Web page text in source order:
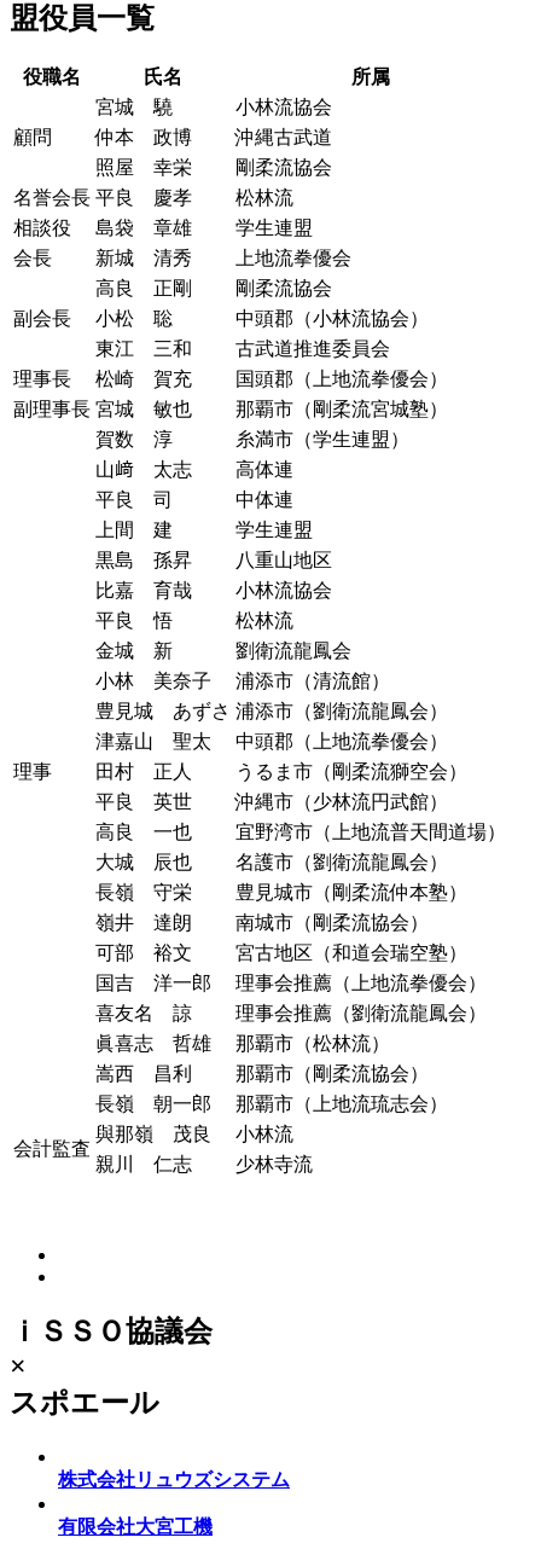
盟役員一覧
役職名 氏名 所属
顧問
宮城 驍
小林流協会
仲本 政博
沖縄古武道
照屋 幸栄
剛柔流協会
名誉会長 平良 慶孝
松林流
相談役
島袋 章雄
学生連盟
会長
新城 清秀 上地流拳優会
副会長
高良 正剛
剛柔流協会
小松 聡
中頭郡（小林流協会）
東江 三和
古武道推進委員会
理事長
松崎 賀充
国頭郡（上地流拳優会）
副理事長 宮城 敏也 那覇市（剛柔流宮城塾）
理事
賀数 淳
糸満市（学生連盟）
山﨑 太志
高体連
平良 司
中体連
上間 建
学生連盟
黒島 孫昇
八重山地区
比嘉 育哉
小林流協会
平良 悟
松林流
金城 新
劉衛流龍鳳会
小林 美奈子
浦添市（清流館）
豊見城 あずさ 浦添市（劉衛流龍鳳会）
津嘉山 聖太
中頭郡（上地流拳優会）
田村 正人
うるま市（剛柔流獅空会）
平良 英世
沖縄市（少林流円武館）
高良 一也
宜野湾市（上地流普天間道場）
大城 辰也
名護市（劉衛流龍鳳会）
長嶺 守栄
豊見城市（剛柔流仲本塾）
嶺井 達朗
南城市（剛柔流協会）
可部 裕文
宮古地区（和道会瑞空塾）
国吉 洋一郎
理事会推薦（上地流拳優会）
喜友名 諒
理事会推薦（劉衛流龍鳳会）
眞喜志 哲雄
那覇市（松林流）
嵩西 昌利
那覇市（剛柔流協会）
長嶺 朝一郎
那覇市（上地流琉志会）
会計監査
與那嶺 茂良
小林流
親川 仁志
少林寺流
ｉＳＳＯ協議会
×
スポエール
株式会社リュウズシステム
有限会社大宮工機